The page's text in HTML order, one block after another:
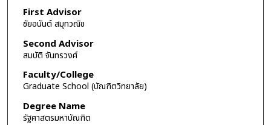
First Advisor
ชัยอนันต์ สมุทวณิช
Second Advisor
สมบัติ จันทรวงศ์
Faculty/College
Graduate School (บัณฑิตวิทยาลัย)
Degree Name
รัฐศาสตรมหาบัณฑิต